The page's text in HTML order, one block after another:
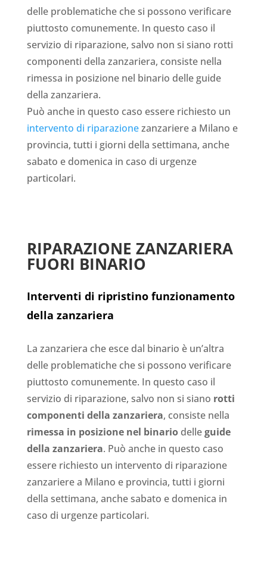
delle problematiche che si possono verificare
piuttosto comunemente. In questo caso il
servizio di riparazione, salvo non si siano rotti
componenti della zanzariera, consiste nella
rimessa in posizione nel binario delle guide
della zanzariera.
Può anche in questo caso essere richiesto un
intervento di riparazionezanzariere a Milano e
provincia, tutti i giorni della settimana, anche
sabato e domenica in caso di urgenze
particolari.
RIPARAZIONE ZANZARIERA
FUORI BINARIO
Interventi di ripristino funzionamento
della zanzariera
La zanzariera che esce dal binario è un’altra
delle problematiche che si possono verificare
piuttosto comunemente. In questo caso il
servizio di riparazione, salvo non si siano rotti
componenti della zanzariera, consiste nella
rimessa in posizione nel binariodelleguide
della zanzariera. Può anche in questo caso
essere richiesto un intervento di riparazione
zanzariere a Milano e provincia, tutti i giorni
della settimana, anche sabato e domenica in
caso di urgenze particolari.